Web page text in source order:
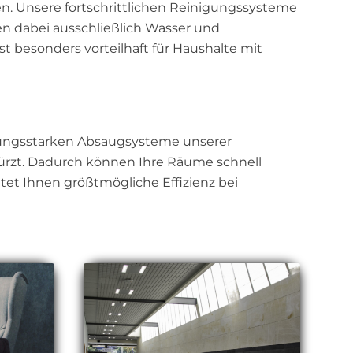
Unsere fortschrittlichen Reinigungssysteme
dabei ausschließlich Wasser und
besonders vorteilhaft für Haushalte mit
Absaugsysteme unserer
Dadurch können Ihre Räume schnell
Ihnen größtmögliche Effizienz bei